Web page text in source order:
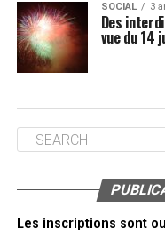
SOCIAL 3
Des
vue du 14
Les inscriptions sont